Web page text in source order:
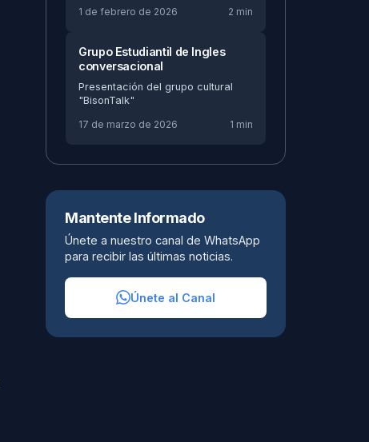
1 de febrero de 2026
2 min
Grupo Estudiantil de Ingles
conversacional
Presentación del grupo cultural
"BisonTalk"
17 de marzo de 2026
1 min
Mantente Informado
Únete a nuestro canal de WhatsApp
para recibir las últimas noticias.
Únete al Canal